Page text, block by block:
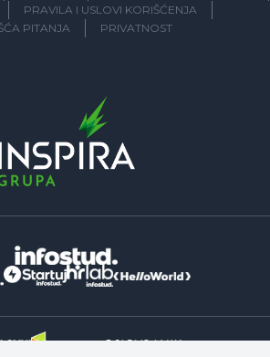
PRAVILA I USLOVI KORIŠĆENJA
PITANJA
PRIVATNOST